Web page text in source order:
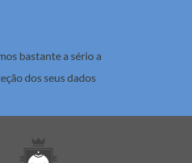
bastante a sério a
dos seus dados